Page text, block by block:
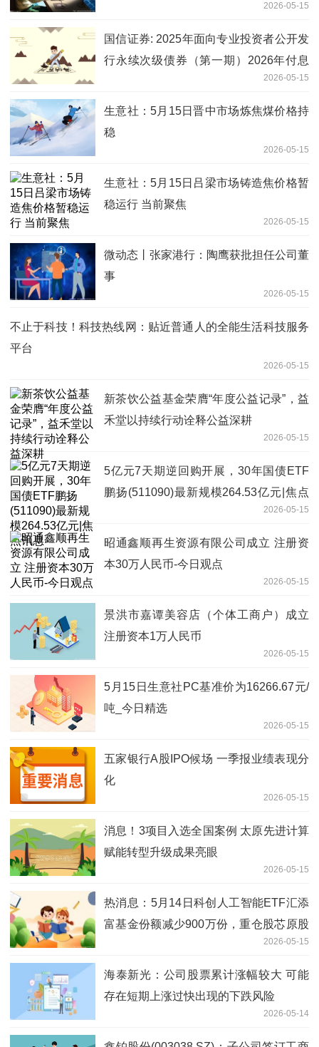
2026-05-15
国信证券: 2025年面向专业投资者公开发
行永续次级债券（第一期）2026年付息
2026-05-15
生意社：5月15日晋中市场炼焦煤价格持
稳
2026-05-15
生意社：5月15日吕梁市场铸造焦价格暂
稳运行 当前聚焦
2026-05-15
微动态丨张家港行：陶鹰获批担任公司董
事
2026-05-15
不止于科技！科技热线网：贴近普通人的全能生活科技服务
平台
2026-05-15
新茶饮公益基金荣膺“年度公益记录”，益
禾堂以持续行动诠释公益深耕
2026-05-15
5亿元7天期逆回购开展，30年国债ETF
鹏扬(511090)最新规模264.53亿元|焦点
2026-05-15
昭通鑫顺再生资源有限公司成立 注册资
本30万人民币-今日观点
2026-05-15
景洪市嘉谭美容店（个体工商户）成立
注册资本1万人民币
2026-05-15
5月15日生意社PC基准价为16266.67元/
吨_今日精选
2026-05-15
五家银行A股IPO候场 一季报业绩表现分
化
2026-05-15
消息！3项目入选全国案例 太原先进计算
赋能转型升级成果亮眼
2026-05-15
热消息：5月14日科创人工智能ETF汇添
富基金份额减少900万份，重仓股芯原股
2026-05-15
海泰新光：公司股票累计涨幅较大 可能
存在短期上涨过快出现的下跌风险
2026-05-14